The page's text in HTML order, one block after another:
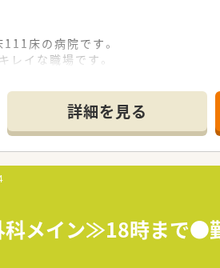
床の病院です。
イな職場です。
はバランスよく、すぐにとけこめる
万くらいまで相談できる求人です。
保ちながらの勤務が可能です。
、電車・車のどちらでも通勤便利な
アミックス病院です。
な職場でスキルを磨けます。
注射調剤など病棟業務が中心とな
詳細を見る
科メイン≫18時まで